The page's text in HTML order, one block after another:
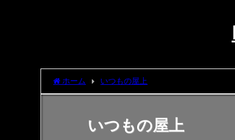
ホーム いつもの屋上
いつもの屋上